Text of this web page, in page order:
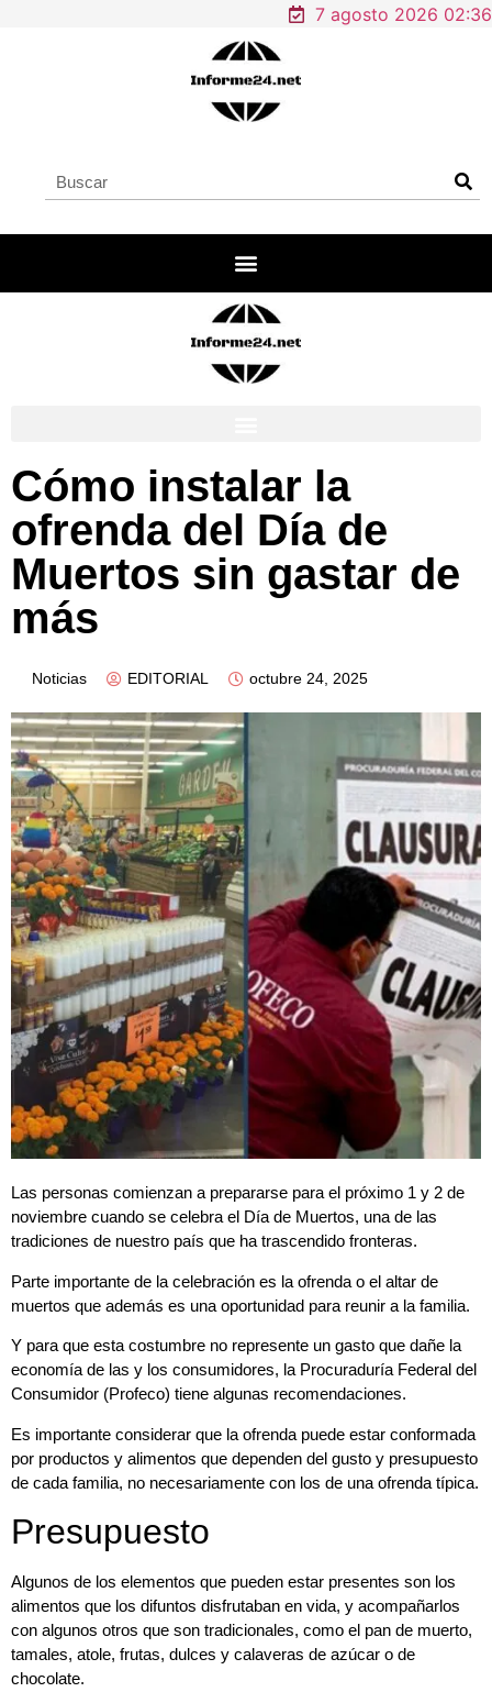
7 agosto 2026 02:36
Cómo instalar la
ofrenda del Día de
Muertos sin gastar de
más
Noticias EDITORIAL octubre 24, 2025
Las personas comienzan a prepararse para el próximo 1 y 2 de
noviembre cuando se celebra el Día de Muertos, una de las
tradiciones de nuestro país que ha trascendido fronteras.
Parte importante de la celebración es la ofrenda o el altar de
muertos que además es una oportunidad para reunir a la familia.
Y para que esta costumbre no represente un gasto que dañe la
economía de las y los consumidores, la Procuraduría Federal del
Consumidor (Profeco) tiene algunas recomendaciones.
Es importante considerar que la ofrenda puede estar conformada
por productos y alimentos que dependen del gusto y presupuesto
de cada familia, no necesariamente con los de una ofrenda típica.
Presupuesto
Algunos de los elementos que pueden estar presentes son los
alimentos que los difuntos disfrutaban en vida, y acompañarlos
con algunos otros que son tradicionales, como el pan de muerto,
tamales, atole, frutas, dulces y calaveras de azúcar o de
chocolate.